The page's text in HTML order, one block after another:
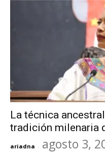
La técnica
tradición milenaria
ariadna - agosto 3,